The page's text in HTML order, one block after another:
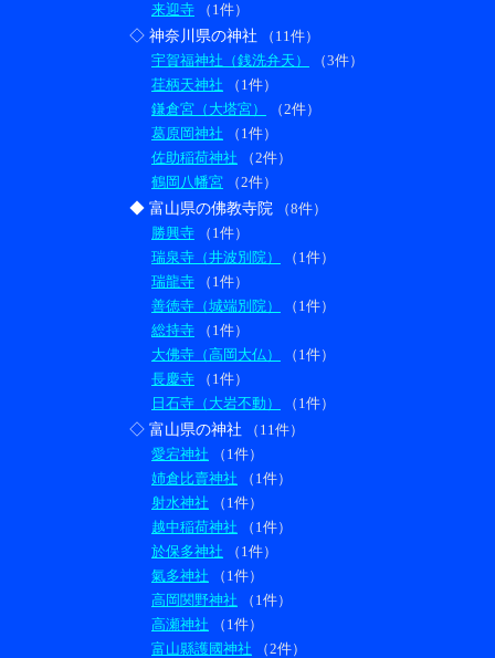
来迎寺 （1件）
◇ 神奈川県の神社 （11件）
宇賀福神社（銭洗弁天）
（3件）
荏柄天神社 （1件）
鎌倉宮（大塔宮）
（2件）
葛原岡神社 （1件）
佐助稲荷神社 （2件）
鶴岡八幡宮 （2件）
◆ 富山県の佛教寺院 （8件）
勝興寺 （1件）
瑞泉寺（井波別院）
（1件）
瑞龍寺 （1件）
善徳寺（城端別院）
（1件）
総持寺 （1件）
大佛寺（高岡大仏）
（1件）
長慶寺 （1件）
日石寺（大岩不動）
（1件）
◇ 富山県の神社 （11件）
愛宕神社 （1件）
姉倉比賣神社 （1件）
射水神社 （1件）
越中稲荷神社 （1件）
於保多神社 （1件）
氣多神社 （1件）
高岡関野神社 （1件）
高瀬神社 （1件）
富山縣護國神社 （2件）